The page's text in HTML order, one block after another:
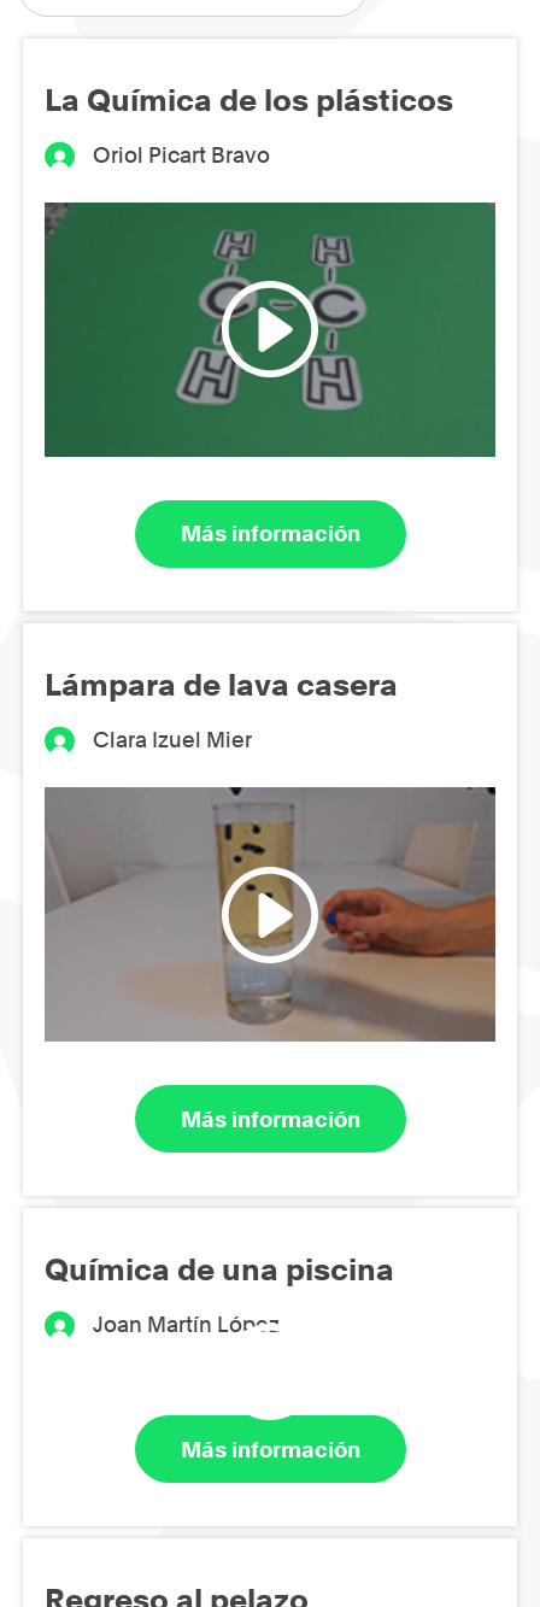
La Química de los plásticos
Oriol Picart Bravo
Más información
Lámpara de lava casera
Clara Izuel Mier
Más información
Química de una piscina
Joan Martín López
Más información